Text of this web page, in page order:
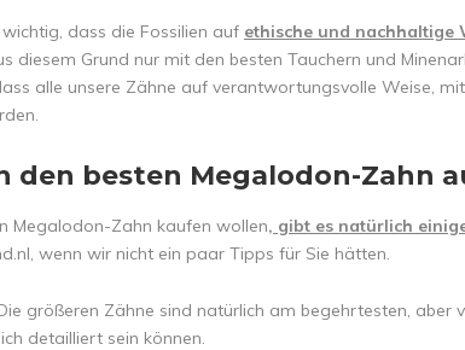
wichtig, dass die Fossilien auf ethische und nachhaltige
diesem Grund nur mit den besten Tauchern und
alle unsere Zähne auf verantwortungsvolle Weise,
den besten Megalodon-Zahn
Megalodon-Zahn kaufen wollen, gibt es natürlich
wenn wir nicht ein paar Tipps für Sie hätten.
größeren Zähne sind natürlich am begehrtesten, aber
detailliert sein können.